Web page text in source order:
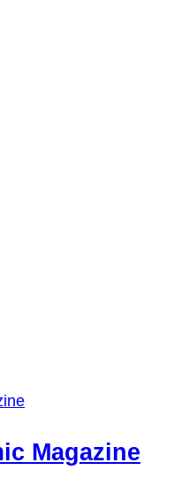
Magazine